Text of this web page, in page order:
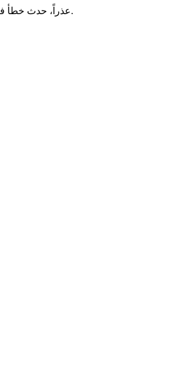
عذراً، حدث خطأ فني. يرجى المحاولة لاحقاً.